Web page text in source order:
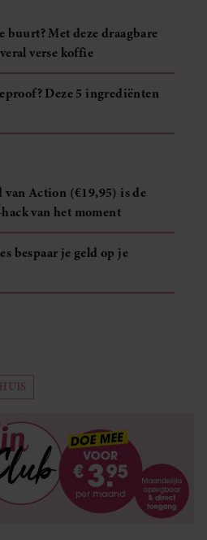
Met deze draagbare
verse koffie
Deze 5 ingrediënten
Action (€19,95) is de
van het moment
bespaar je geld op je